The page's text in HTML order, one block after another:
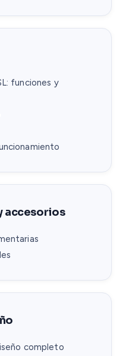
funciones y
accesorios
completo